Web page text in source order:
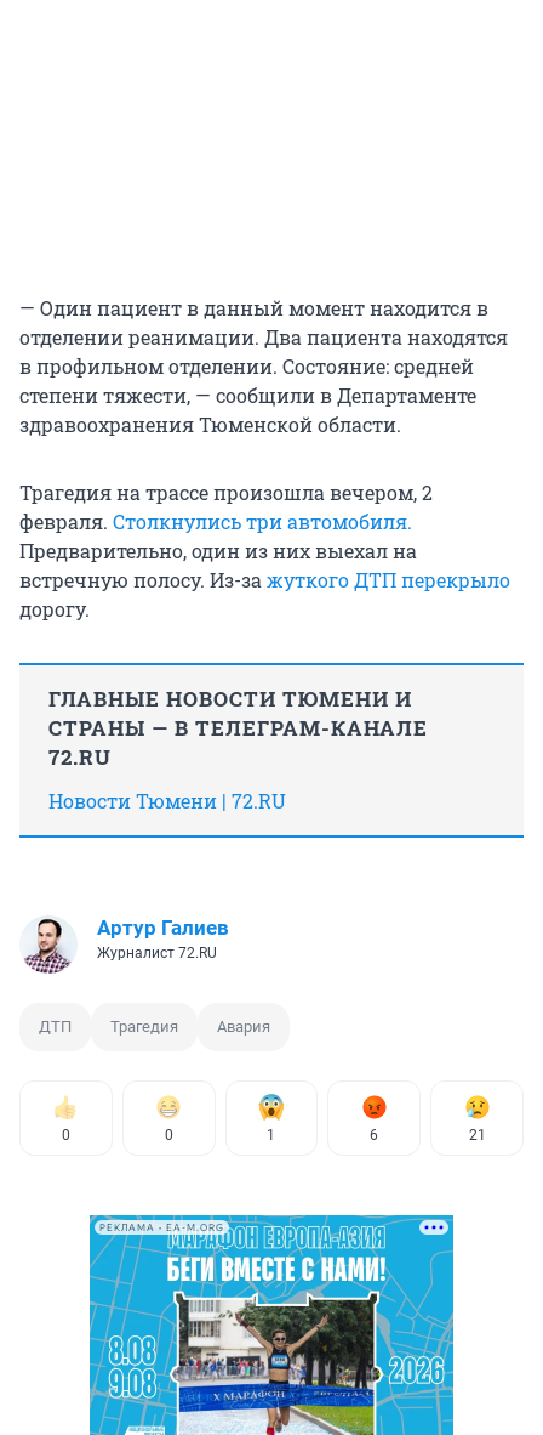
— Один пациент в данный момент находится в
отделении реанимации. Два пациента находятся
в профильном отделении. Состояние: средней
степени тяжести, — сообщили в Департаменте
здравоохранения Тюменской области.
Трагедия на трассе произошла вечером, 2
февраля. Столкнулись три автомобиля.
Предварительно, один из них выехал на
встречную полосу. Из-за жуткого ДТП перекрыло
дорогу.
ГЛАВНЫЕ НОВОСТИ ТЮМЕНИ И
СТРАНЫ — В ТЕЛЕГРАМ-КАНАЛЕ
72.RU
Новости Тюмени | 72.RU
Артур Галиев
Журналист 72.RU
ДТП Трагедия Авария
0 0 1 6 21
РЕКЛАМА • EA-M.ORG